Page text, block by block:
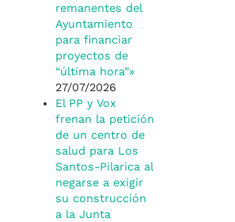
remanentes del
Ayuntamiento
para financiar
proyectos de
“última hora”»
27/07/2026
El PP y Vox
frenan la petición
de un centro de
salud para Los
Santos-Pilarica al
negarse a exigir
su construcción
a la Junta